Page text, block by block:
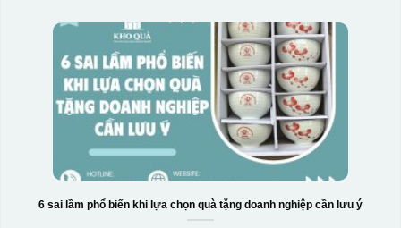
6 sai lầm phổ biến khi lựa chọn quà tặng doanh nghiệp cần lưu ý